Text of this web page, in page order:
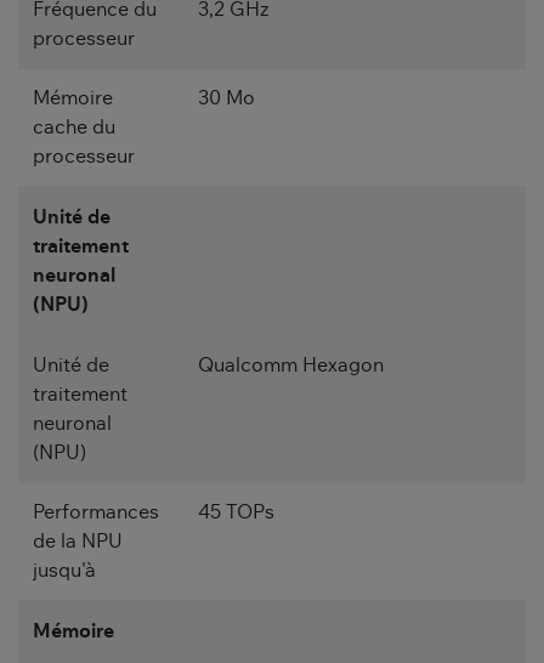
Fréquence du
processeur
3,2 GHz
Mémoire
cache du
processeur
30 Mo
Unité de
traitement
neuronal
(NPU)
Unité de
traitement
neuronal
(NPU)
Qualcomm Hexagon
Performances
de la NPU
jusqu'à
45 TOPs
Mémoire